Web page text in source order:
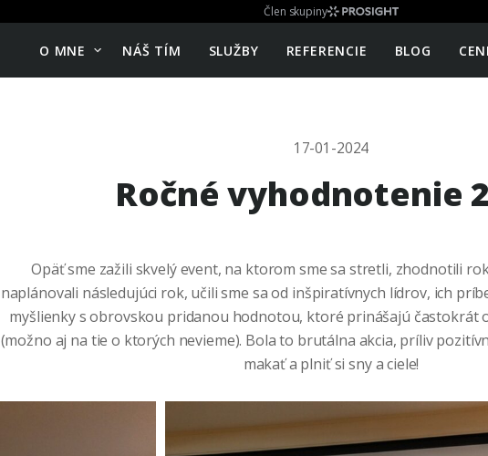
Člen skupiny
O MNE NÁŠ TÍM SLUŽBY REFERENCIE BLOG
17-01-2024
Ročné vyhodnotenie
Opäť sme zažili skvelý event, na ktorom sme sa stretli, zhodnotili
naplánovali následujúci rok, učili sme sa od inšpiratívnych lídrov, ich
myšlienky s obrovskou pridanou hodnotou, ktoré prinášajú častokrát
(možno aj na tie o ktorých nevieme). Bola to brutálna akcia, príliv
makať a plniť si sny a ciele!